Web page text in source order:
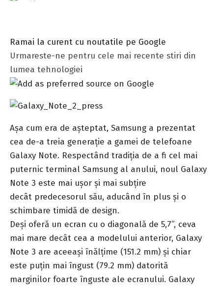
Ramai la curent cu noutatile pe Google
Urmareste-ne pentru cele mai recente stiri din
lumea tehnologiei
Aşa cum era de aşteptat, Samsung a prezentat
cea de-a treia generaţie a gamei de telefoane
Galaxy Note. Respectând tradiţia de a fi cel mai
puternic terminal Samsung al anului, noul Galaxy
Note 3 este mai uşor şi mai subţire
decât predecesorul său, aducând în plus şi o
schimbare timidă de design.
Deşi oferă un ecran cu o diagonală de 5,7”, ceva
mai mare decât cea a modelului anterior, Galaxy
Note 3 are aceeaşi înălţime (151.2 mm) şi chiar
este puţin mai îngust (79.2 mm) datorită
marginilor foarte înguste ale ecranului. Galaxy